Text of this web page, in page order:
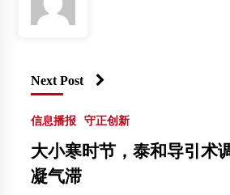
Next Post
信息播报 守正创新
大小寒时节，泰和导引术
凝气滞